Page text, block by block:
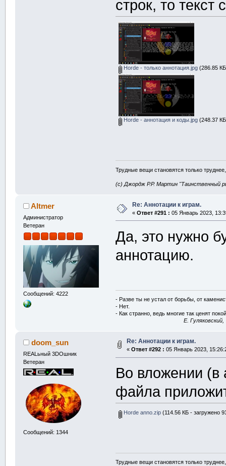
строк, то текст
Horde - только аннотация.jpg(286.85
Horde - аннотация и коды.jpg(248.37
Трудные вещи становятся только
(с) Джордж Р.Р. Мартин "Таинственный
Altmer
Администратор
Ветеран
Сообщений: 4222
Re: Аннотации к играм.
« Ответ #291 : 05 Январь 2023,
Да, это нужно
аннотацию.
- Разве ты не устал от борьбы, от
- Нет.
- Как странно, ведь многие так ценят
E.
doom_sun
REALьный 3DOшник
Ветеран
Сообщений: 1344
Re: Аннотации к играм.
« Ответ #292 : 05 Январь 2023,
Во вложении (в
файла
Horde anno.zip(114.56 КБ - загружено
Трудные вещи становятся только